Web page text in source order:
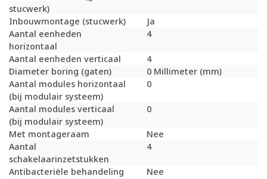
stucwerk)
Inbouwmontage (stucwerk)
Ja
Aantal eenheden
horizontaal
4
Aantal eenheden verticaal
4
Diameter boring (gaten)
0 Millimeter (mm)
Aantal modules horizontaal
(bij modulair systeem)
0
Aantal modules verticaal
(bij modulair systeem)
0
Met montageraam
Nee
Aantal
schakelaarinzetstukken
4
Antibacteriële behandeling Nee